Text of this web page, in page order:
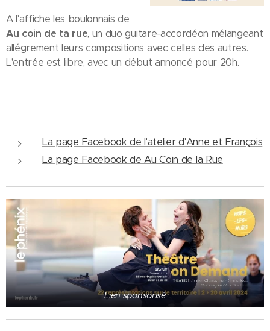
A l'affiche les boulonnais de
Au coin de ta rue, un duo guitare-accordéon mélangeant
allégrement leurs compositions avec celles des autres.
L'entrée est libre, avec un début annoncé pour 20h.
La page Facebook de l'atelier d'Anne et François
La page Facebook de Au Coin de la Rue
Lien sponsorisé